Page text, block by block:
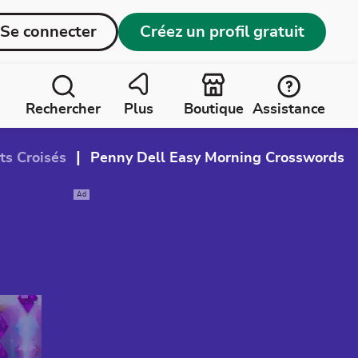
Se connecter Créez un profil gratuit
Rechercher Plus Boutique Assistance
Croisés Penny Dell Easy Morning Crosswords
Ad